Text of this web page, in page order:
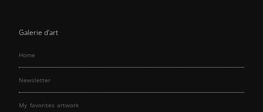
Galerie d’art
Home
Newsletter
My favorites artwork